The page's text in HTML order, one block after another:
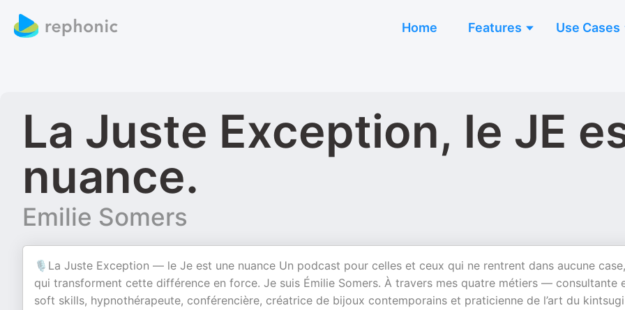
Home Features Use Cases
La Juste Exception, le JE
nuance.
Emilie Somers
🎙La Juste Exception — le Je est une nuance Un podcast pour celles et ceux qui ne rentrent dans aucune
qui transforment cette différence en force. Je suis Émilie Somers. À travers mes quatre métiers — consultante
soft skills, hypnothérapeute, conférencière, créatrice de bijoux contemporains et praticienne de l’art du